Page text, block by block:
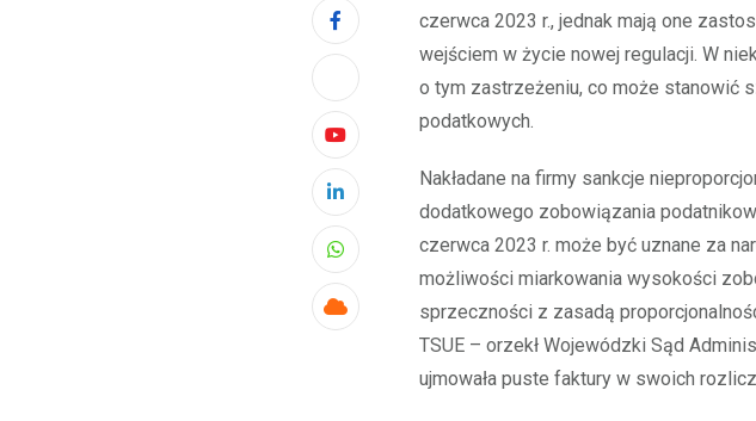
Youtube
LinkedIn
Whatsapp
Cloud
czerwca 2023 r., jednak mają one
wejściem w życie nowej regulacji. W
o tym zastrzeżeniu, co może stanowić
podatkowych.
Nakładane na firmy sankcje
dodatkowego zobowiązania
czerwca 2023 r. może być uznane za
możliwości miarkowania wysokości
sprzeczności z zasadą
TSUE – orzekł Wojewódzki Sąd
ujmowała puste faktury w swoich